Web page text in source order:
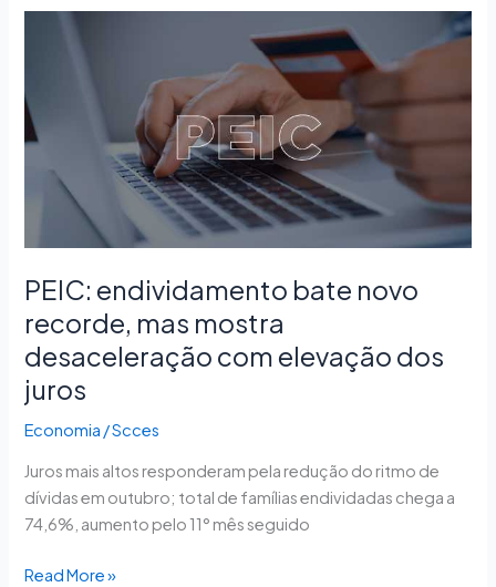
PEIC: endividamento bate novo
recorde, mas mostra
desaceleração com elevação dos
juros
Economia /Scces
Juros mais altos responderam pela redução do ritmo de
dívidas em outubro; total de famílias endividadas chega a
74,6%, aumento pelo 11° mês seguido
endividamento
novo
recorde,
mostra
desaceleração
dos
juros
Read More »